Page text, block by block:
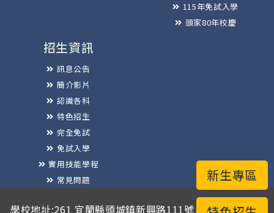
新生專區
115年免試入學
頭家80年校慶
招生資訊
訊息公告
簡介影片
認識各科
特色招生
完全免試
免試入學
實用技能學程
常見問題
學校地址:261 宜蘭縣頭城鎮新興路111號 / 電話總機:03-